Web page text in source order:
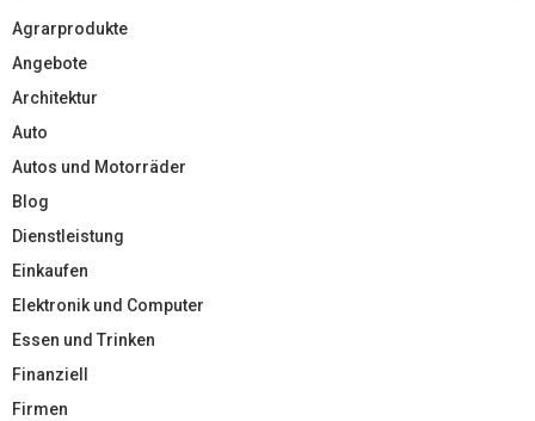
Agrarprodukte
Angebote
Architektur
Auto
Autos und Motorräder
Blog
Dienstleistung
Einkaufen
Elektronik und Computer
Essen und Trinken
Finanziell
Firmen